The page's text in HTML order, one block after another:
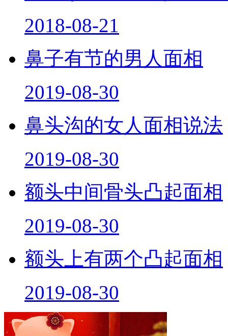
2018-08-21
鼻子有节的男人面相
2019-08-30
鼻头沟的女人面相说法
2019-08-30
额头中间骨头凸起面相
2019-08-30
额头上有两个凸起面相
2019-08-30